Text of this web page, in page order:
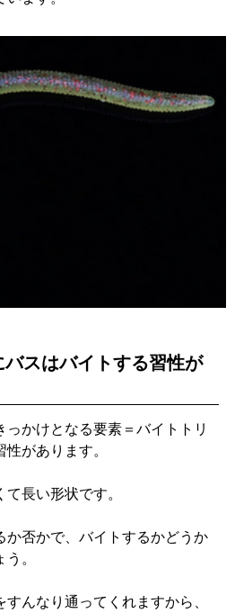
スはバイトする習性が
っかけとなる要素＝バイトトリ
があります。
長い形状です。
か否かで、バイトするかどうか
。
んなり通ってくれますから、